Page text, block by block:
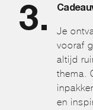
Je
vooraf
altijd
thema.
en